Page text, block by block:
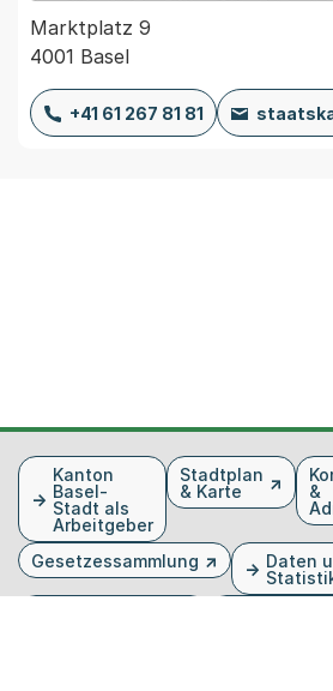
Marktplatz 9
4001 Basel
+41 61 267 81 81
FusszeileKanton
Basel-
Stadt als
Arbeitgeber
Stadtplan
& Karte
&
Gesetzessammlung
Daten